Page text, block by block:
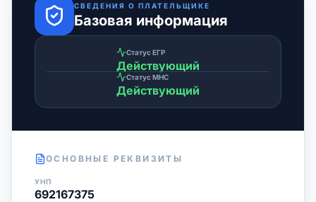
СВЕДЕНИЯ О ПЛАТЕЛЬЩИКЕ
Базовая информация
Статус ЕГР
Действующий
Статус МНС
Действующий
ОСНОВНЫЕ РЕКВИЗИТЫ
УНП
692167375